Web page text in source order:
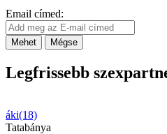
Email címed:
Mehet Mégse
Legfrissebb
áki(18)
Tatabánya